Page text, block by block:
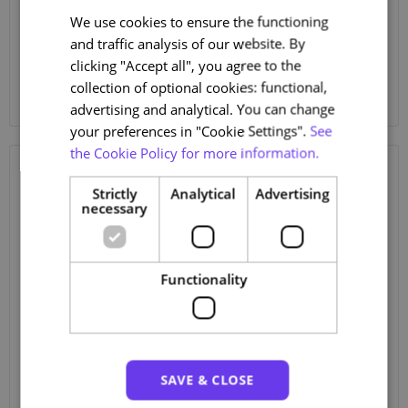
competências durante o verão
Para além do sol e do calor, o verão traz uma excelente
oportunidade para investir no seu crescimento pessoal. Com o
ritmo mais calmo e mais tempo livre, dedique-se à
aprendizagem!
July 29, 2025
PORTUGUESE
ENGLISH
We use cookies to ensure the functioning
and traffic analysis of our website. By
clicking "Accept all", you agree to the
collection of optional cookies: functional,
advertising and analytical. You can change
your preferences in "Cookie Settings". See
the Cookie Policy for more information.
Strictly
necessary
Analytical Advertising
Functionality
SAVE & CLOSE